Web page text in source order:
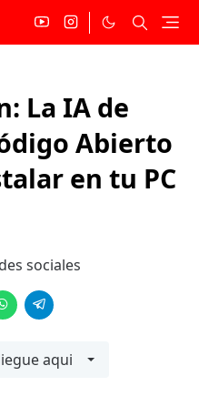
La IA de
Abierto
en tu PC
sociales
aqui